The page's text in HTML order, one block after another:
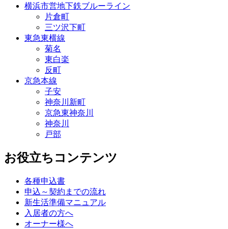
横浜市営地下鉄ブルーライン
片倉町
三ツ沢下町
東急東横線
菊名
東白楽
反町
京急本線
子安
神奈川新町
京急東神奈川
神奈川
戸部
お役立ちコンテンツ
各種申込書
申込～契約までの流れ
新生活準備マニュアル
入居者の方へ
オーナー様へ